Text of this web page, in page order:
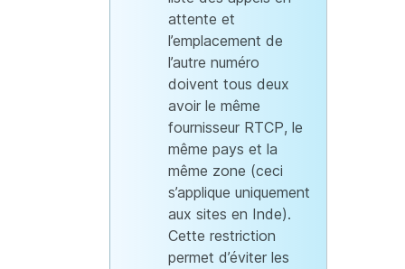
attente et
l’emplacement de
l’autre numéro
doivent tous deux
avoir le même
fournisseur RTCP, le
même pays et la
même zone (ceci
s’applique uniquement
aux sites en Inde).
Cette restriction
permet d’éviter les